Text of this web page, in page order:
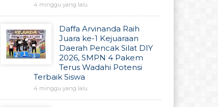
4 minggu yang lalu
Daffa Arvinanda Raih
Juara ke-1 Kejuaraan
Daerah Pencak Silat DIY
2026, SMPN 4 Pakem
Terus Wadahi Potensi
Terbaik Siswa
4 minggu yang lalu